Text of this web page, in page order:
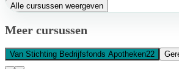
Alle cursussen weergeven
Meer cursussen
Van Stichting Bedrijfsfonds Apotheken22